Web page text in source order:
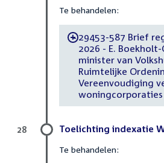
Te behandelen:
-29453-587 Brief
2026 - E. Boekholt-
minister van
Ruimtelijke
Vereenvoudiging
woningcorporaties
Toelichting indexatie
Te behandelen:
28